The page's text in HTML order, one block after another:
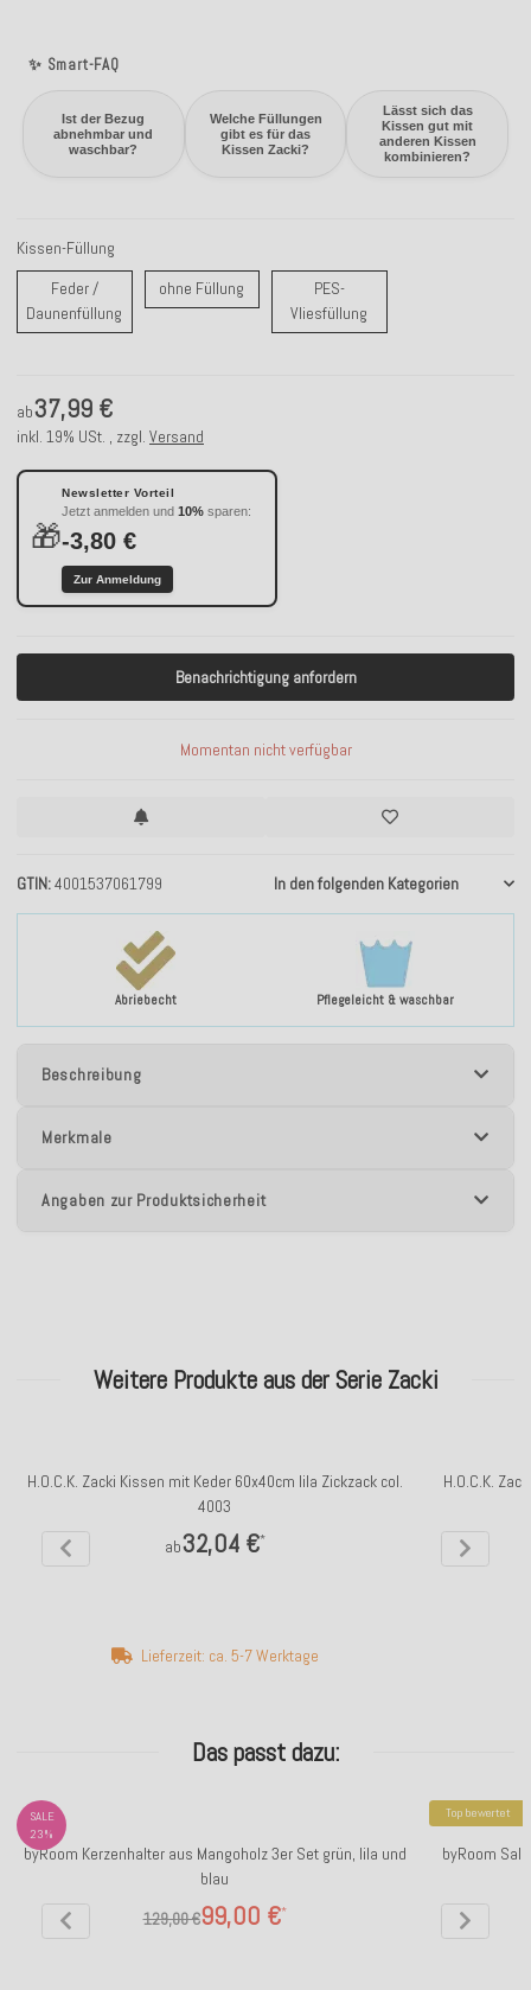
✨ Smart-FAQ
Ist der Bezug
abnehmbar und
waschbar?
Welche Füllungen
gibt es für das
Kissen Zacki?
Lässt sich das
Kissen gut mit
anderen Kissen
kombinieren?
Abriebecht Pflegeleicht & waschbar
GTIN 4001537061799 In den folgenden Kategorien
Kissen-Füllung
Feder /
Daunenfüllung Feder / Daunenfüllung
ohne Füllung ohne FüllungPES-
Vliesfüllung
ab37,99 €
inkl. 19% USt. , zzgl. Versand
🎁
Newsletter Vorteil
Jetzt anmelden und 10% sparen:
-3,80 €
Zur Anmeldung
Benachrichtigung anfordern
Momentan nicht verfügbar
Beschreibung
Merkmale
Angaben zur Produktsicherheit
Weitere Produkte aus der Serie Zacki
H.O.C.K. Zacki Kissen mit Keder 60x40cm lila Zickzack col.
4003
ab32,04 €*
Lieferzeit: ca. 5-7 Werktage
H.O.C.K.
Das passt dazu:
SALE
23%
byRoom Kerzenhalter aus Mangoholz 3er Set grün, lila und
blau
99,00 €*
129,00 €
Top bewertet
byRoom